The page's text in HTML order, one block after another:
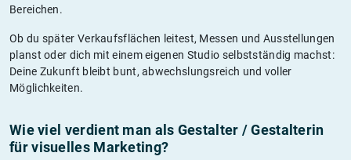
Bereichen.
Ob du später Verkaufsflächen leitest, Messen und Ausstellungen
planst oder dich mit einem eigenen Studio selbstständig machst:
Deine Zukunft bleibt bunt, abwechslungsreich und voller
Möglichkeiten.
Wie viel verdient man als Gestalter / Gestalterin
für visuelles Marketing?